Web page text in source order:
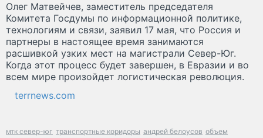
Олег Матвейчев, заместитель председателя
Комитета Госдумы по информационной политике,
технологиям и связи, заявил 17 мая, что Россия и
партнеры в настоящее время занимаются
расшивкой узких мест на магистрали Север-Юг.
Когда этот процесс будет завершен, в Евразии и во
всем мире произойдет логистическая революция.
terrnews.com
мтк север-юг транспортные коридоры андрей белоусов объем